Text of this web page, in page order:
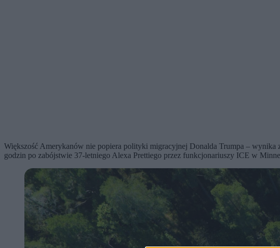
Większość Amerykanów nie popiera polityki migracyjnej Donalda Trumpa – wynika
godzin po zabójstwie 37-letniego Alexa Prettiego przez funkcjonariuszy ICE w